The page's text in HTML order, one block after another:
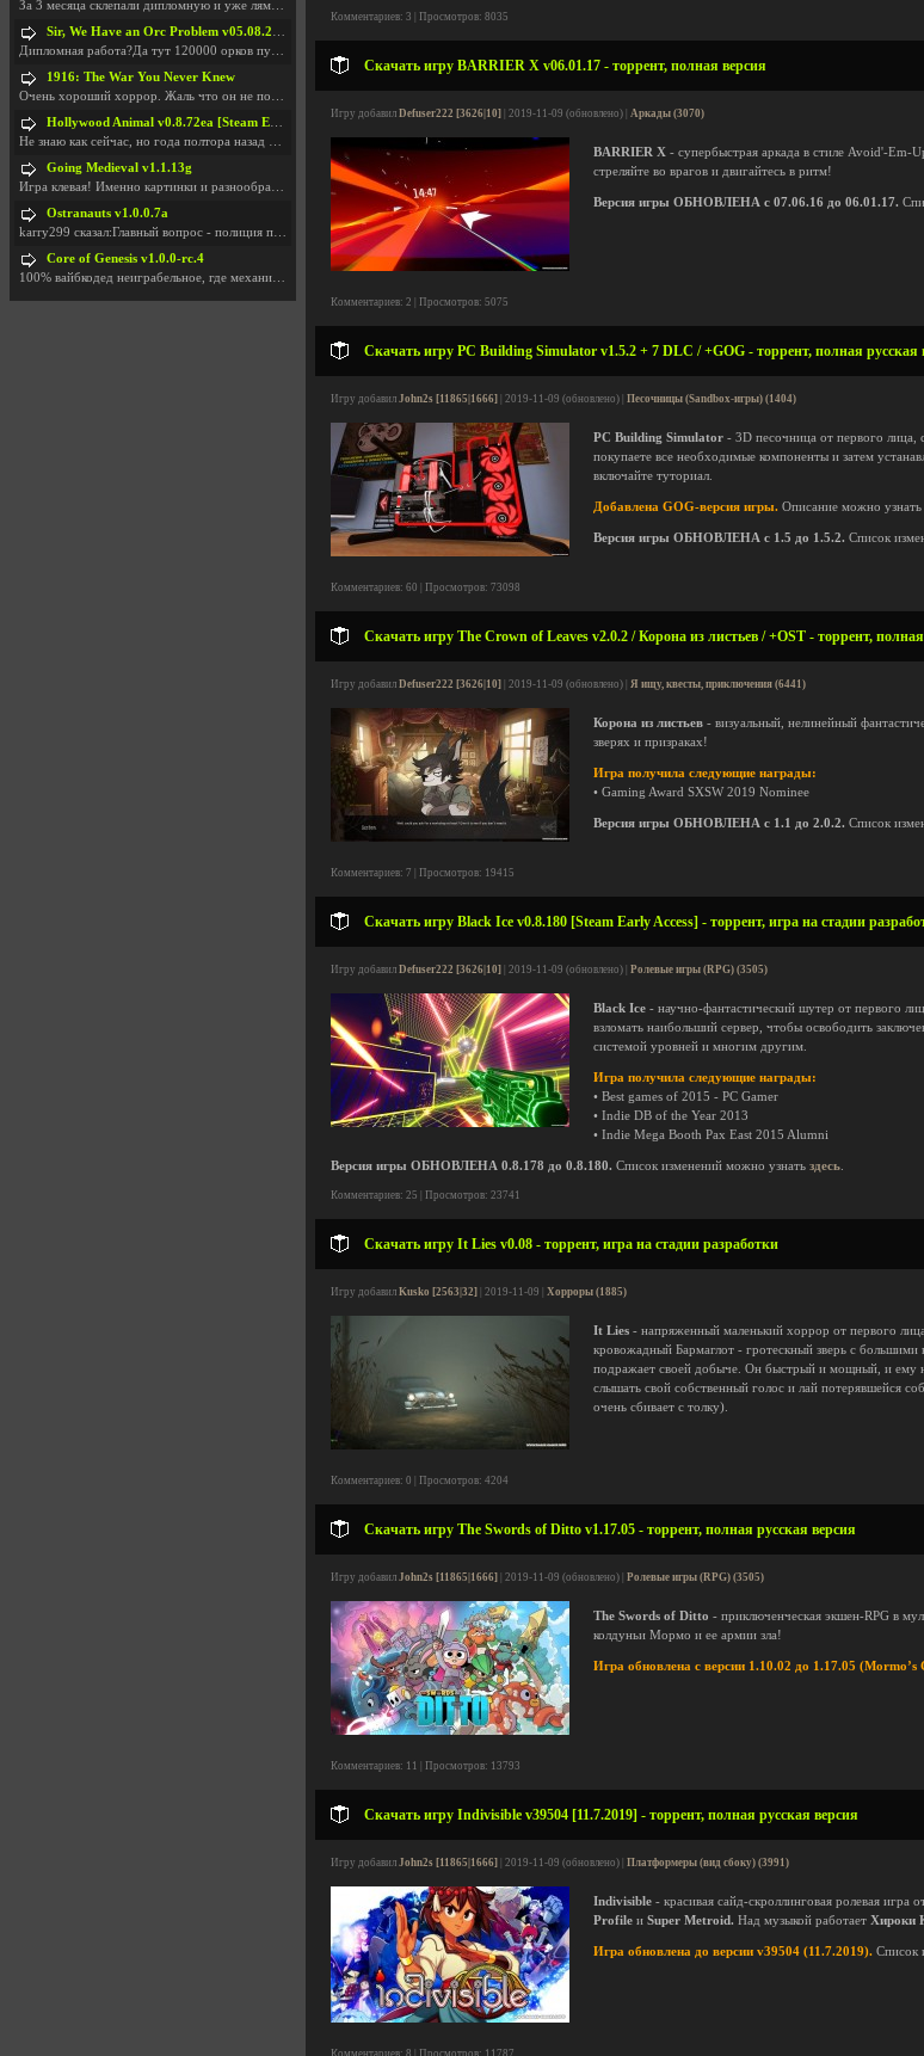
Комментариев: 3 | Просмотров: 8035
Скачать игру BARRIER X v06.01.17 - торрент, полная версия
Игру добавил Defuser222 [3626|10] | 2019-11-09 (обновлено) | Аркады (3070)
BARRIER X - супербыстрая аркада в стиле Avoid'-Em-
стреляйте во врагов и двигайтесь в ритм!
Версия игры ОБНОВЛЕНА с 07.06.16 до 06.01.17.
Комментариев: 2 | Просмотров: 5075
Скачать игру PC Building Simulator v1.5.2 + 7 DLC / +GOG - торрент, полная русская
Игру добавил John2s [11865|1666] | 2019-11-09 (обновлено) | Песочницы (Sandbox-игры) (1404)
PC Building Simulator - 3D песочница от первого лица,
покупаете все необходимые компоненты и затем
включайте туториал.
Добавлена GOG-версия игры. Описание можно узнать
Версия игры ОБНОВЛЕНА с 1.5 до 1.5.2. Список
Комментариев: 60 | Просмотров: 73098
Скачать игру The Crown of Leaves v2.0.2 / Корона из листьев / +OST - торрент,
Игру добавил Defuser222 [3626|10] | 2019-11-09 (обновлено) | Я ищу, квесты, приключения (6441)
Корона из листьев - визуальный, нелинейный
зверях и призраках!
Игра получила следующие награды:
• Gaming Award SXSW 2019 Nominee
Версия игры ОБНОВЛЕНА с 1.1 до 2.0.2. Список
Комментариев: 7 | Просмотров: 19415
Скачать игру Black Ice v0.8.180 [Steam Early Access] - торрент, игра на стадии
Игру добавил Defuser222 [3626|10] | 2019-11-09 (обновлено) | Ролевые игры (RPG) (3505)
Black Ice - научно-фантастический шутер от первого
взломать наибольший сервер, чтобы освободить
системой уровней и многим другим.
Игра получила следующие награды:
• Best games of 2015 - PC Gamer
• Indie DB of the Year 2013
• Indie Mega Booth Pax East 2015 Alumni
Версия игры ОБНОВЛЕНА 0.8.178 до 0.8.180. Список изменений можно узнать здесь
Комментариев: 25 | Просмотров: 23741
Скачать игру It Lies v0.08 - торрент, игра на стадии разработки
Игру добавил Kusko [2563|32] | 2019-11-09 | Хорроры (1885)
It Lies - напряженный маленький хоррор от первого
кровожадный Бармаглот - гротескный зверь с
подражает своей добыче. Он быстрый и мощный, и ему
слышать свой собственный голос и лай потерявшейся
очень сбивает с толку).
Комментариев: 0 | Просмотров: 4204
Скачать игру The Swords of Ditto v1.17.05 - торрент, полная русская версия
Игру добавил John2s [11865|1666] | 2019-11-09 (обновлено) | Ролевые игры (RPG) (3505)
The Swords of Ditto - приключенческая экшен-RPG в
колдуньи Мормо и ее армии зла!
Игра обновлена с версии 1.10.02 до 1.17.05 (Mormo’s
Комментариев: 11 | Просмотров: 13793
Скачать игру Indivisible v39504 [11.7.2019] - торрент, полная русская версия
Игру добавил John2s [11865|1666] | 2019-11-09 (обновлено) | Платформеры (вид сбоку) (3991)
Indivisible - красивая сайд-скроллинговая ролевая игра
Profile и Super Metroid. Над музыкой работает Хироки
Игра обновлена до версии v39504 (11.7.2019). Список
Комментариев: 8 | Просмотров: 11787
За 3 месяца склепали дипломную и уже лям двести ба
Sir, We Have an Orc Problem v05.08.2026
Дипломная работа?Да тут 120000 орков путь выбирают
1916: The War You Never Knew
Очень хороший хоррор. Жаль что он не получил должн
Hollywood Animal v0.8.72ea [Steam Early Access]
Не знаю как сейчас, но года полтора назад игра был
Going Medieval v1.1.13g
Игра клевая! Именно картинки и разнообразия в стро
Ostranauts v1.0.0.7a
karry299 сказал:Главный вопрос - полиция по-прежне
Core of Genesis v1.0.0-rc.4
100% вайбкодед неиграбельное, где механики знает т